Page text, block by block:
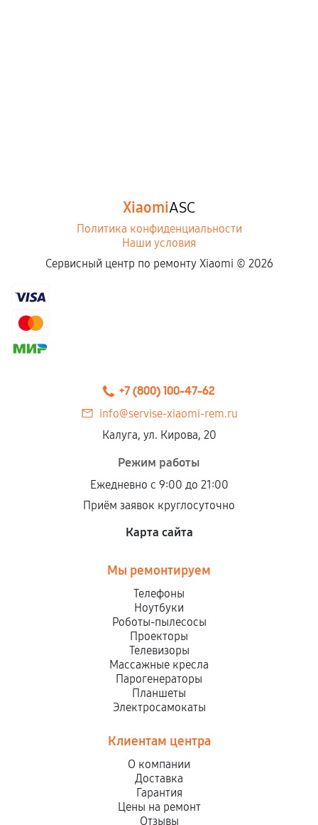
XiaomiASC
Политика конфиденциальности
Наши условия
Сервисный центр по ремонту Xiaomi © 2026
+7 (800) 100-47-62
info@servise-xiaomi-rem.ru
Калуга, ул. Кирова, 20
Режим работы
Ежедневно с 9:00 до 21:00
Приём заявок круглосуточно
Карта сайта
Мы ремонтируем
Телефоны
Ноутбуки
Роботы-пылесосы
Проекторы
Телевизоры
Массажные кресла
Парогенераторы
Планшеты
Электросамокаты
Клиентам центра
О компании
Доставка
Гарантия
Цены на ремонт
Отзывы